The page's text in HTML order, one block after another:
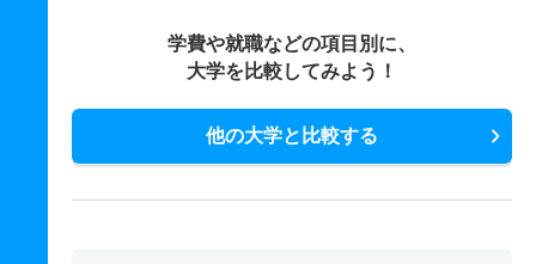
学費や就職などの項目別に、
大学を比較してみよう！
他の大学と比較する